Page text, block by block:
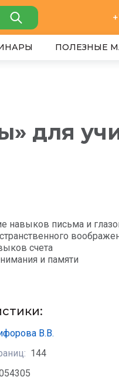
ПОЛЕЗНЫЕ
для
навыков письма и
счета
и памяти
В.В.
144